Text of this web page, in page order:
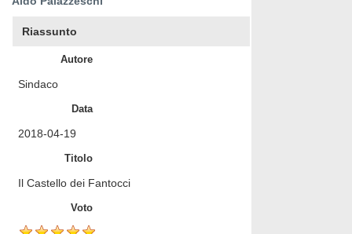
Riassunto
Autore
Sindaco
Data
2018-04-19
Titolo
Il Castello dei Fantocci
Voto